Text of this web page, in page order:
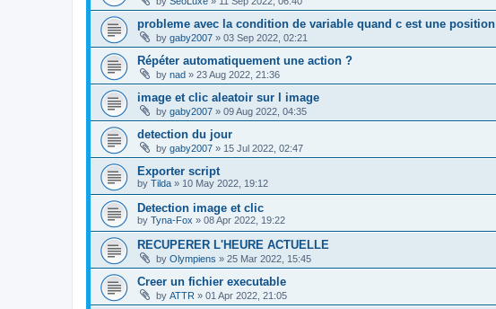
probleme avec la condition de variable quand c est une position
by gaby2007 » 03 Sep 2022, 02:21
Répéter automatiquement une action ?
by nad » 23 Aug 2022, 21:36
image et clic aleatoir sur l image
by gaby2007 » 09 Aug 2022, 04:35
detection du jour
by gaby2007 » 15 Jul 2022, 02:47
Exporter script
by Tilda » 10 May 2022, 19:12
Detection image et clic
by Tyna-Fox » 08 Apr 2022, 19:22
RECUPERER L'HEURE ACTUELLE
by Olympiens » 25 Mar 2022, 15:45
Creer un fichier executable
by ATTR » 01 Apr 2022, 21:05